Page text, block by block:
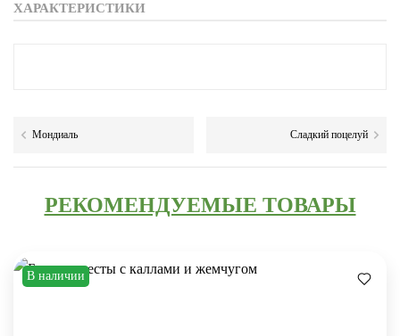
ХАРАКТЕРИСТИКИ
Мондиаль Сладкий поцелуй
РЕКОМЕНДУЕМЫЕ ТОВАРЫ
В наличии